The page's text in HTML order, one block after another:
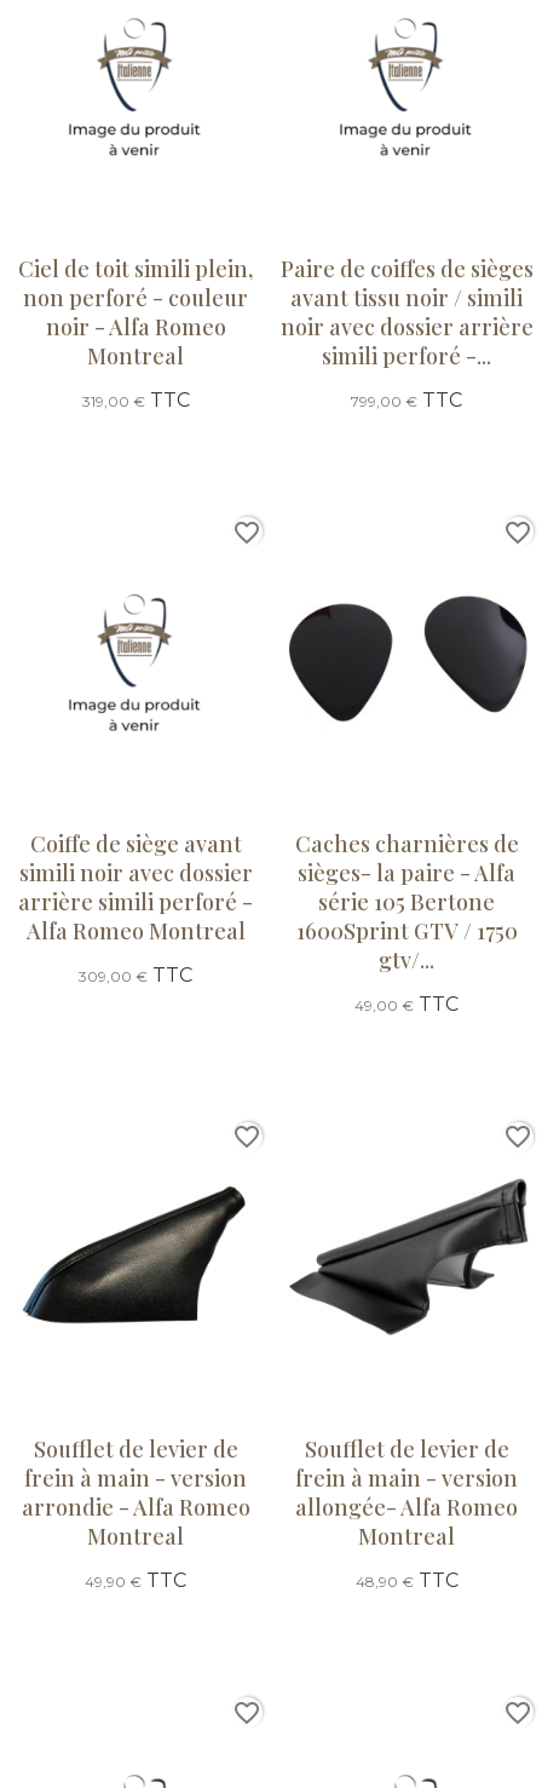
Ciel de toit simili plein,
non perforé - couleur
noir - Alfa Romeo
Montreal
319,00 €TTC
Paire de coiffes de sièges
avant tissu noir / simili
noir avec dossier arrière
simili perforé -...
799,00 € TTC
Coiffe de siège avant
simili noir avec dossier
arrière simili perforé -
Alfa Romeo Montreal
309,00 € TTC
favorite_border
Caches charnières de
sièges- la paire - Alfa
série 105 Bertone
1600Sprint GTV / 1750
gtv/...
49,00 € TTC
favorite_border
Soufflet de levier de
frein à main - version
arrondie - Alfa Romeo
Montreal
49,90 € TTC
favorite_border
Soufflet de levier de
frein à main - version
allongée- Alfa Romeo
Montreal
48,90 €TTC
favorite_border
favorite_border favorite_border